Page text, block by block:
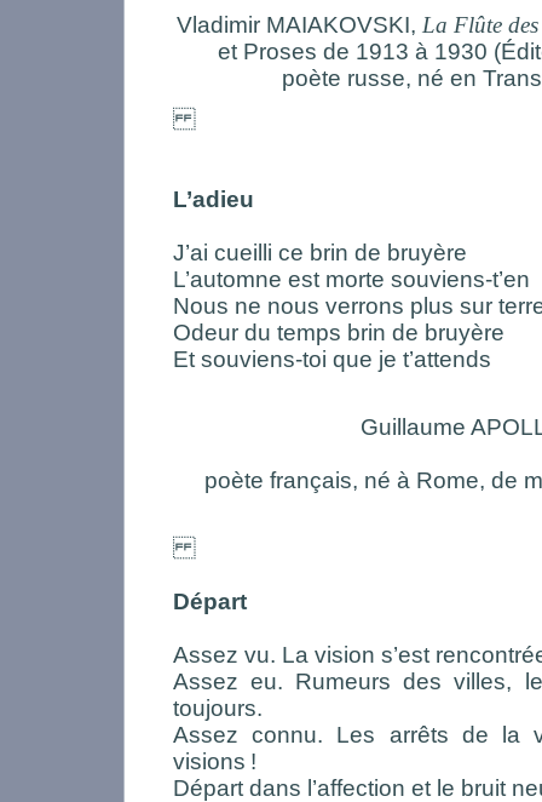
Vladimir MAIAKOVSKI, La Flûte des
et Proses de 1913 à 1930
poète russe, né en
L’adieu
J’ai cueilli ce brin de bruyère
L’automne est morte souviens-t’en
Nous ne nous verrons plus sur
Odeur du temps brin de bruyère
Et souviens-toi que je t’attends
Guillaume
poète français, né à Rome, de
Départ
Assez vu. La vision s’est
Assez eu. Rumeurs des villes,
toujours.
Assez connu. Les arrêts de la
visions !
Départ dans l’affection et le bruit